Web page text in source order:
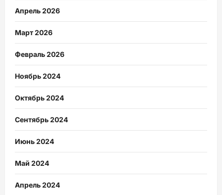
Апрель 2026
Март 2026
Февраль 2026
Ноябрь 2024
Октябрь 2024
Сентябрь 2024
Июнь 2024
Май 2024
Апрель 2024